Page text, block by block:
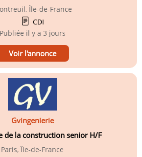
Île-de-France
CDI
Publiée il y a 3 jours
Voir l'annonce
Gvingenierie
de la construction senior H/F
Paris, Île-de-France